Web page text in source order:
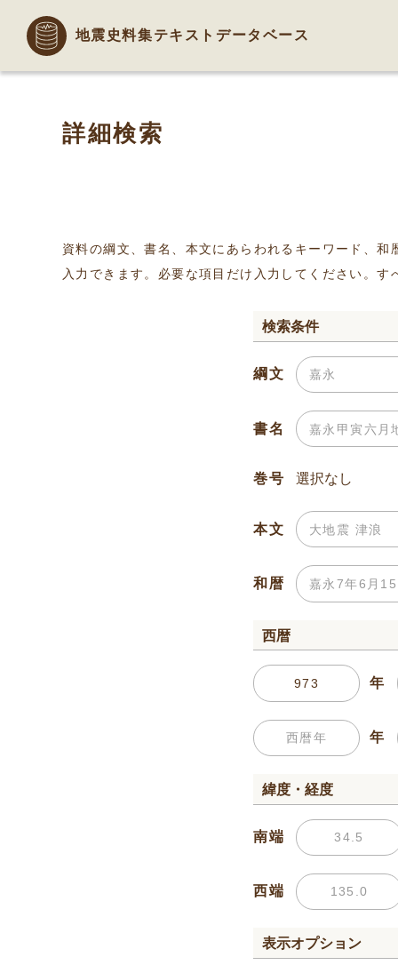
地震史料集テキストデータベース
詳細検索
資料の綱文、書名、本文にあらわれるキーワード、
入力できます。必要な項目だけ入力してください。
検索条件
綱文
書名
巻号
本文
和暦
西暦
年
年
緯度・経度
南端
西端
表示オプション